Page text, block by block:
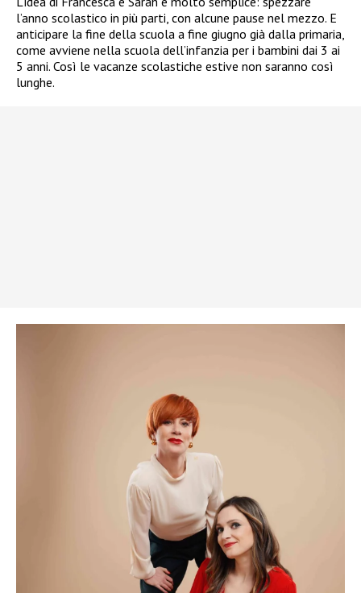
l’anno scolastico in più parti, con alcune pause nel mezzo. E
anticipare la fine della scuola a fine giugno già dalla primaria,
come avviene nella scuola dell’infanzia per i bambini dai 3 ai
5 anni. Così le vacanze scolastiche estive non saranno così
lunghe.